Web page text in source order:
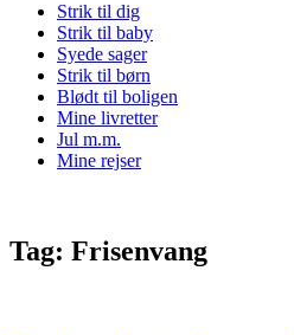
Strik til dig
Strik til baby
Syede sager
Strik til børn
Blødt til boligen
Mine livretter
Jul m.m.
Mine rejser
Tag: Frisenvang